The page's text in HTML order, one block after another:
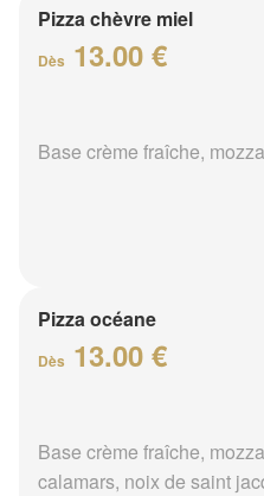
Pizza chèvre miel
Dès 13.00 €
Base crème fraîche,
Pizza océane
Dès 13.00 €
Base crème fraîche,
calamars, noix de saint